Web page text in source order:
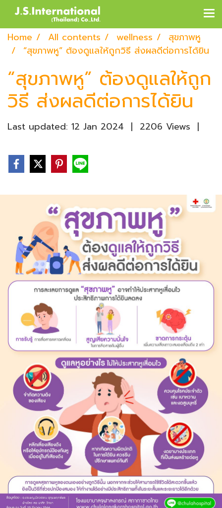
Home All contents wellness
สุขภาพหู
“สุขภาพหู” ต้องดูแลให้ถูกวิธี ส่งผลดีต่อการได้ยิน
“สุขภาพหู” ต้องดูแลให้ถูก
วิธี ส่งผลดีต่อการได้ยิน
Last updated: 12 Jan 2024 | 2206 Views |